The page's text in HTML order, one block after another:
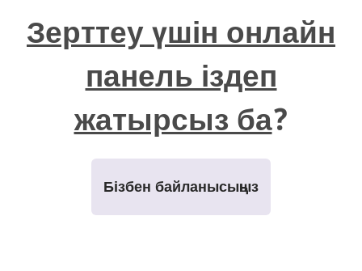
Зерттеу үшін онлайн
панель іздеп
жатырсыз ба?
Бізбен байланысыңыз